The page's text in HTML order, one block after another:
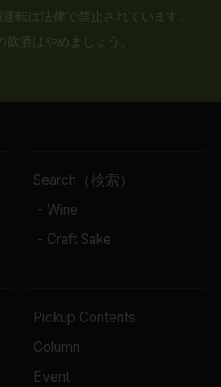
転は法律で禁止されています。
酒はやめましょう。
Search（検索）
- Wine
- Craft Sake
Pickup Contents
Column
Event